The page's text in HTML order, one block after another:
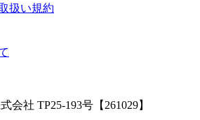
扱い規約
社 TP25-193号【261029】